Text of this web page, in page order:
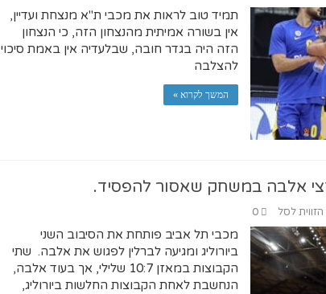
תמיד טוב לראות את מכבי ת"א מנצחת ועדיין,
אין בשורה אמיתית מהנצחון הזה, כי הנצחון
הזה היה בגדר חובה, שבלעדיה אין באמת סיכוי
להצלבה
המשך לקרוא »
אלבה במשחק שאסור להפסיד.
הזווית לסל 0
מכבי תל אביב פותחת את הסיבוב השני
ביורוליג ומגיעה לברלין לפגוש את אלבה. שתי
הקבוצות במאזן 10:7 שלילי, אך בעוד אלבה,
הנחשבת לאחת הקבוצות החלשות ביורוליג,